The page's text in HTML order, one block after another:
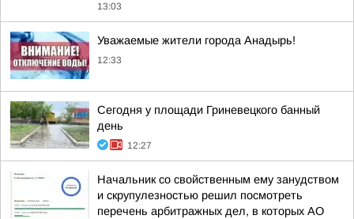
13:03
Уважаемые жители города Анадырь!
12:33
Сегодня у площади Гриневецкого банный
день
12:27
Начальник со свойственным ему занудством
и скрупулезностью решил посмотреть
перечень арбитражных дел, в которых АО